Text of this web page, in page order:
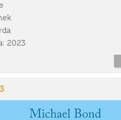
2023